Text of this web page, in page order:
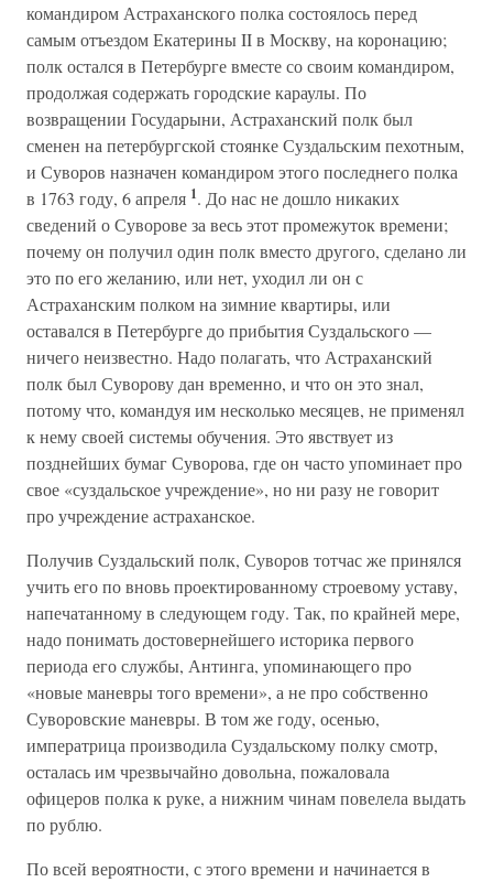
командиром Астраханского полка состоялось перед
самым отъездом Екатерины II в Москву, на коронацию;
полк остался в Петербурге вместе со своим командиром,
продолжая содержать городские караулы. По
возвращении Государыни, Астраханский полк был
сменен на петербургской стоянке Суздальским пехотным,
и Суворов назначен командиром этого последнего полка
в 1763 году, 6 апреля 1. До нас не дошло никаких
сведений о Суворове за весь этот промежуток времени;
почему он получил один полк вместо другого, сделано ли
это по его желанию, или нет, уходил ли он с
Астраханским полком на зимние квартиры, или
оставался в Петербурге до прибытия Суздальского —
ничего неизвестно. Надо полагать, что Астраханский
полк был Суворову дан временно, и что он это знал,
потому что, командуя им несколько месяцев, не применял
к нему своей системы обучения. Это явствует из
позднейших бумаг Суворова, где он часто упоминает про
свое «суздальское учреждение», но ни разу не говорит
про учреждение астраханское.
Получив Суздальский полк, Суворов тотчас же принялся
учить его по вновь проектированному строевому уставу,
напечатанному в следующем году. Так, по крайней мере,
надо понимать достовернейшего историка первого
периода его службы, Антинга, упоминающего про
«новые маневры того времени», а не про собственно
Суворовские маневры. В том же году, осенью,
императрица производила Суздальскому полку смотр,
осталась им чрезвычайно довольна, пожаловала
офицеров полка к руке, а нижним чинам повелела выдать
по рублю.
По всей вероятности, с этого времени и начинается в